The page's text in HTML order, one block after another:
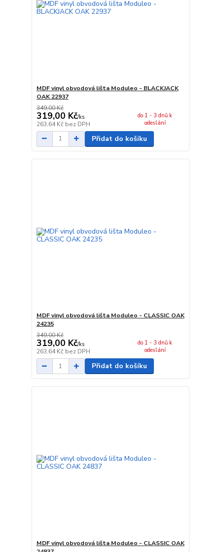
MDF vinyl obvodová lišta Moduleo - BLACKJACK
OAK 22937
349,00 Kč
319,00 Kč/ks
263,64 Kč bez DPH
do 1 - 3 dnů k
odeslání
Přidat do košíku
MDF vinyl obvodová lišta Moduleo - CLASSIC OAK
24235
349,00 Kč
319,00 Kč/ks
263,64 Kč bez DPH
do 1 - 3 dnů k
odeslání
Přidat do košíku
MDF vinyl obvodová lišta Moduleo - CLASSIC OAK